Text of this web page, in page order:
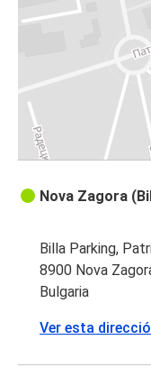
Nova Zagora
Billa Parking,
8900 Nova
Bulgaria
Ver esta